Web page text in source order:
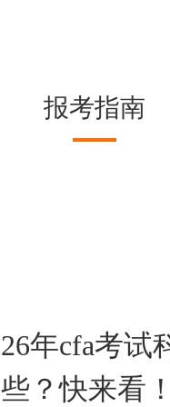
报考指南
26年cfa考试
些？快来看！